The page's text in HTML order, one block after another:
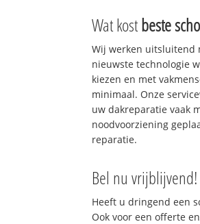
Wat kostbeste
Wij werken uitsluitend
nieuwste technologie
kiezen en met
minimaal. Onze
uw dakreparatie vaak
noodvoorziening
reparatie.
Bel nu vrijblijvend!
Heeft u dringend een
Ook voor een offerte